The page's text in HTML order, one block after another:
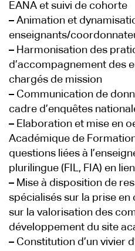
EANA et suivi de cohorte
– Animation et
enseignants/
– Harmonisation des
d’accompagnement des
chargés de mission
– Communication de
cadre d’enquêtes
– Elaboration et mise en
Académique de
questions liées à
plurilingue (FIL, FIA) en
– Mise à disposition de
spécialisés sur la prise en
sur la valorisation des
développement du site
– Constitution d’un vivier